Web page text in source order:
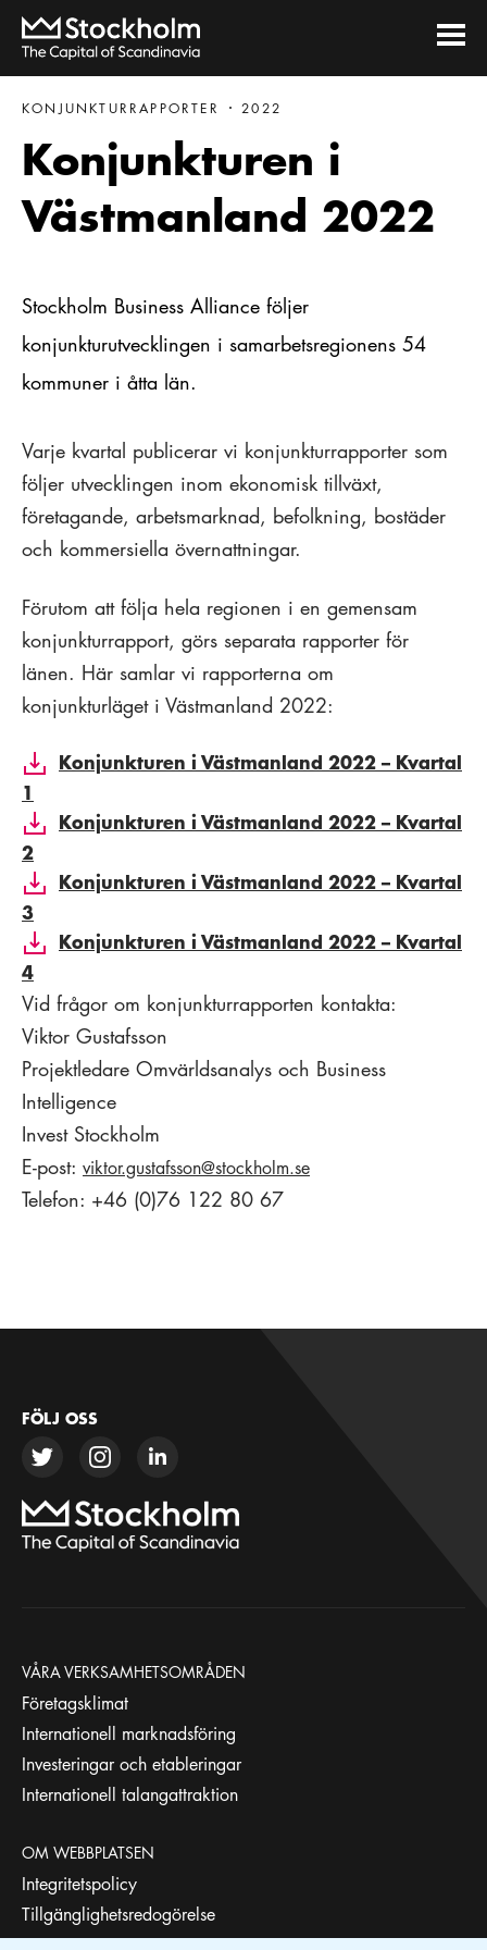
KONJUNKTURRAPPORTER 2022
Konjunkturen i
Västmanland 2022
Stockholm Business Alliance följer
konjunkturutvecklingen i samarbetsregionens 54
kommuner i åtta län.
Varje kvartal publicerar vi konjunkturrapporter som
följer utvecklingen inom ekonomisk tillväxt,
företagande, arbetsmarknad, befolkning, bostäder
och kommersiella övernattningar.
Förutom att följa hela regionen i en gemensam
konjunkturrapport, görs separata rapporter för
länen. Här samlar vi rapporterna om
konjunkturläget i Västmanland 2022:
Konjunkturen i Västmanland 2022 – Kvartal
1
Konjunkturen i Västmanland 2022 – Kvartal
2
Konjunkturen i Västmanland 2022 – Kvartal
3
Konjunkturen i Västmanland 2022 – Kvartal
4
Vid frågor om konjunkturrapporten kontakta:
Viktor Gustafsson
Projektledare Omvärldsanalys och Business
Intelligence
Invest Stockholm
E-post: viktor.gustafsson@stockholm.se
Telefon: +46 (0)76 122 80 67
FÖLJ OSS
VÅRA VERKSAMHETSOMRÅDEN
Företagsklimat
Internationell marknadsföring
Investeringar och etableringar
Internationell talangattraktion
OM WEBBPLATSEN
Integritetspolicy
Tillgänglighetsredogörelse